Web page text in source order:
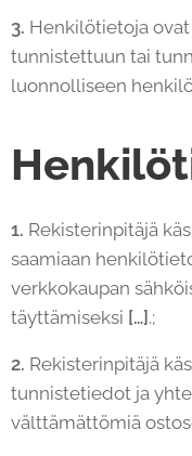
3. Henkilötietoja
tunnistettuun tai
luonnolliseen
1. Rekisterinpitäjä
saamiaan
verkkokaupan
täyttämiseksi […] .;
2. Rekisterinpitäjä
tunnistetiedot ja
välttämättömiä